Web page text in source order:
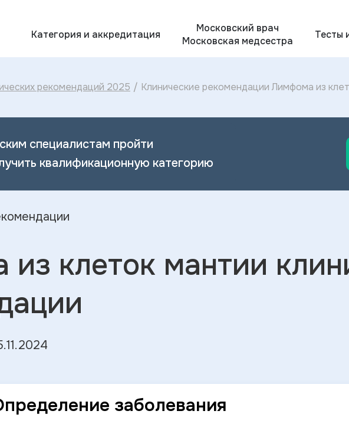
Категория и аккредитация
Московский врач
Московская медсестра
Тесты
рекомендаций 2025 / Клинические рекомендации Лимфома из
специалистам пройти
квалификационную категорию
клеток мантии
заболевания